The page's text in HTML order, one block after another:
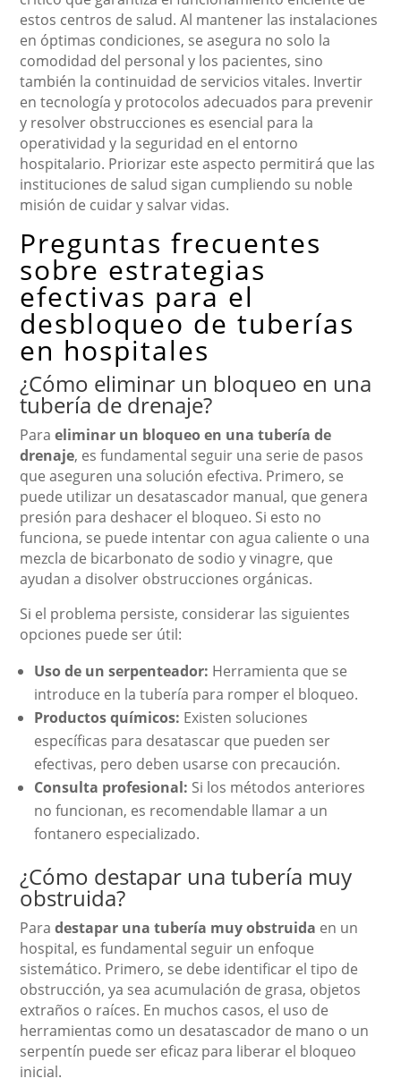
estos centros de salud. Al mantener las instalaciones
en óptimas condiciones, se asegura no solo la
comodidad del personal y los pacientes, sino
también la continuidad de servicios vitales. Invertir
en tecnología y protocolos adecuados para prevenir
y resolver obstrucciones es esencial para la
operatividad y la seguridad en el entorno
hospitalario. Priorizar este aspecto permitirá que las
instituciones de salud sigan cumpliendo su noble
misión de cuidar y salvar vidas.
Preguntas frecuentes
sobre estrategias
efectivas para el
desbloqueo de tuberías
en hospitales
¿Cómo eliminar un bloqueo en una
tubería de drenaje?
Paraeliminar un bloqueo en una tubería de
drenaje, es fundamental seguir una serie de pasos
que aseguren una solución efectiva. Primero, se
puede utilizar un desatascador manual, que genera
presión para deshacer el bloqueo. Si esto no
funciona, se puede intentar con agua caliente o una
mezcla de bicarbonato de sodio y vinagre, que
ayudan a disolver obstrucciones orgánicas.
Si el problema persiste, considerar las siguientes
opciones puede ser útil:
Uso de un serpenteador: Herramienta que se
introduce en la tubería para romper el bloqueo.
Productos químicos: Existen soluciones
específicas para desatascar que pueden ser
efectivas, pero deben usarse con precaución.
Consulta profesional: Si los métodos anteriores
no funcionan, es recomendable llamar a un
fontanero especializado.
¿Cómo destapar una tubería muy
obstruida?
Paradestapar una tubería muy obstruida en un
hospital, es fundamental seguir un enfoque
sistemático. Primero, se debe identificar el tipo de
obstrucción, ya sea acumulación de grasa, objetos
extraños o raíces. En muchos casos, el uso de
herramientas como un desatascador de mano o un
serpentín puede ser eficaz para liberar el bloqueo
inicial.